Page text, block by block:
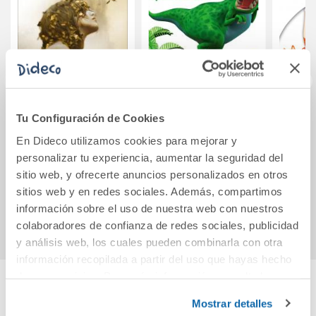
Tu Configuración de Cookies
En Dideco utilizamos cookies para mejorar y
personalizar tu experiencia, aumentar la seguridad del
sitio web, y ofrecerte anuncios personalizados en otros
sitios web y en redes sociales. Además, compartimos
información sobre el uso de nuestra web con nuestros
colaboradores de confianza de redes sociales, publicidad
y análisis web, los cuales pueden combinarla con otra
información recopilada a partir del uso que hayas hecho
Mostrar detalles
Cesárea
19,90€
Comprar
Dinosaure Roar! El
Tyrannosaurus rex
10,50€
Comprar